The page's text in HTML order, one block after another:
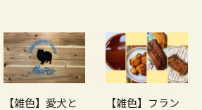
【雑色】愛犬と
【雑色】フラン